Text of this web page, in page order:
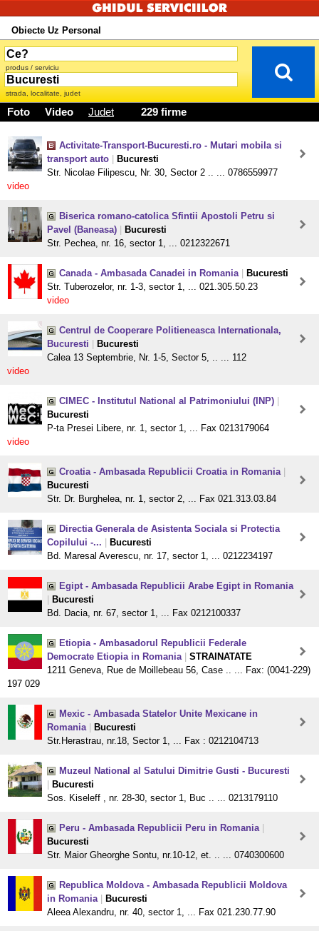
Obiecte Uz Personal
produs / serviciu
strada, localitate, judet
Foto Video Judet 229 firme
Activitate-Transport-Bucuresti.ro - Mutari mobila si
transport auto
Bucuresti
Str. Nicolae Filipescu, Nr. 30, Sector 2 .. ... 0786559977
video
Biserica romano-catolica Sfintii Apostoli Petru si
Pavel (Baneasa)
Bucuresti
Str. Pechea, nr. 16, sector 1, ... 0212322671
Canada - Ambasada Canadei in Romania
Bucuresti
Str. Tuberozelor, nr. 1-3, sector 1, ... 021.305.50.23
video
Centrul de Cooperare Politieneasca Internationala,
Bucuresti
Bucuresti
Calea 13 Septembrie, Nr. 1-5, Sector 5, .. ... 112
video
CIMEC - Institutul National al Patrimoniului (INP)
Bucuresti
P-ta Presei Libere, nr. 1, sector 1, ... Fax 0213179064
video
Croatia - Ambasada Republicii Croatia in Romania
Bucuresti
Str. Dr. Burghelea, nr. 1, sector 2, ... Fax 021.313.03.84
Directia Generala de Asistenta Sociala si Protectia
Copilului -...
Bucuresti
Bd. Maresal Averescu, nr. 17, sector 1, ... 0212234197
Egipt - Ambasada Republicii Arabe Egipt in Romania
Bucuresti
Bd. Dacia, nr. 67, sector 1, ... Fax 0212100337
Etiopia - Ambasadorul Republicii Federale
Democrate Etiopia in Romania
STRAINATATE
1211 Geneva, Rue de Moillebeau 56, Case .. ... Fax: (0041-229)
197 029
Mexic - Ambasada Statelor Unite Mexicane in
Romania
Bucuresti
Str.Herastrau, nr.18, Sector 1, ... Fax : 0212104713
Muzeul National al Satului Dimitrie Gusti - Bucuresti
Bucuresti
Sos. Kiseleff , nr. 28-30, sector 1, Buc .. ... 0213179110
Peru - Ambasada Republicii Peru in Romania
Bucuresti
Str. Maior Gheorghe Sontu, nr.10-12, et. .. ... 0740300600
Republica Moldova - Ambasada Republicii Moldova
in Romania
Bucuresti
Aleea Alexandru, nr. 40, sector 1, ... Fax 021.230.77.90